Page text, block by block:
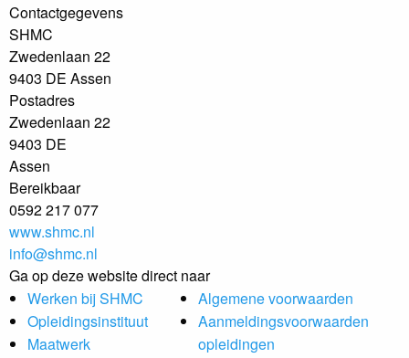
Contactgegevens
SHMC
Zwedenlaan 22
9403 DE Assen
Postadres
Zwedenlaan 22
9403 DE
Assen
Bereikbaar
0592 217 077
www.shmc.nl
info@shmc.nl
Ga op deze website direct naar
Werken bij SHMC
Opleidingsinstituut
Maatwerk
Algemene voorwaarden
Aanmeldingsvoorwaarden
opleidingen